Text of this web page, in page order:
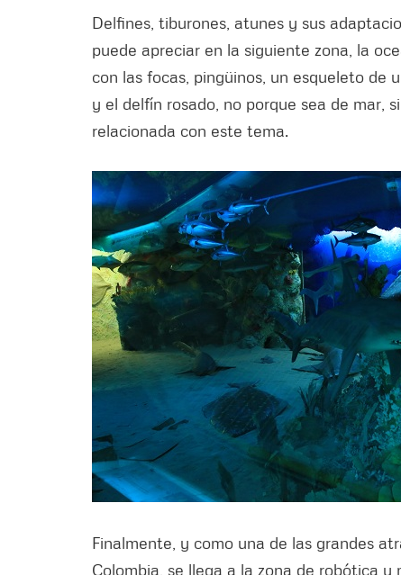
Delfines, tiburones, atunes y sus
puede apreciar en la siguiente zona, la
con las focas, pingüinos, un esqueleto de
y el delfín rosado, no porque sea de mar,
relacionada con este tema.
Finalmente, y como una de las grandes
Colombia, se llega a la zona de robótica